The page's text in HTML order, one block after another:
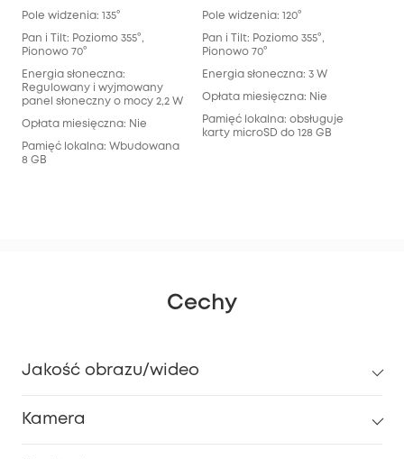
Pole widzenia: 135°
Pan i Tilt: Poziomo 355°,
Pionowo 70°
Energia słoneczna:
Regulowany i wyjmowany
panel słoneczny o mocy 2,2 W
Opłata miesięczna: Nie
Pamięć lokalna: Wbudowana
8 GB
Pole widzenia: 120°
Pan i Tilt: Poziomo 355°,
Pionowo 70°
Energia słoneczna: 3 W
Opłata miesięczna: Nie
Pamięć lokalna: obsługuje
karty microSD do 128 GB
Cechy
Jakość obrazu/wideo
Kamera